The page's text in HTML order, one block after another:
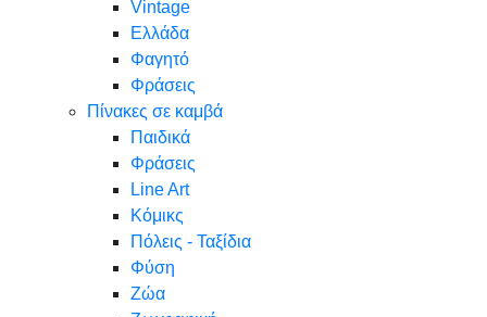
Vintage
Ελλάδα
Φαγητό
Φράσεις
Πίνακες σε καμβά
Παιδικά
Φράσεις
Line Art
Κόμικς
Πόλεις - Ταξίδια
Φύση
Ζώα